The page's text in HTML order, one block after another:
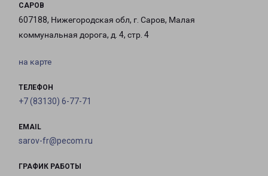
САРОВ
607188, Нижегородская обл, г. Саров, Малая
коммунальная дорога, д. 4, стр. 4
на карте
ТЕЛЕФОН
+7 (83130) 6-77-71
EMAIL
sarov-fr@pecom.ru
ГРАФИК РАБОТЫ